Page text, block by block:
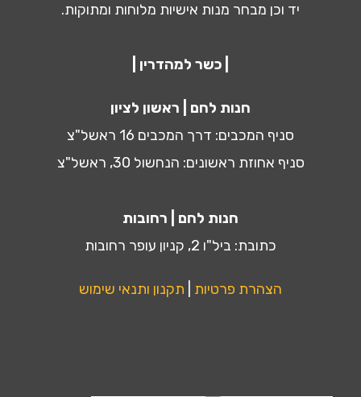
יד וכן מבחר מנות אישיות מלוחות ומתוקות.
| כשר למהדרין |
חנות לחם | ראשון לציון
סניף המכבים: דרך המכבים 16 ראשל"צ
סניף אחוזת ראשונים: הנחשול 30, ראשל"צ
חנות לחם | רחובות
כתובת: ביל"ו 2, קניון עופר רחובות
הצהרת פרטיות תקנון ותנאי שימוש